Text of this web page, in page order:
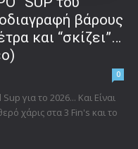
βάρους
και “σκίζει”…
0
για το 2026... Και Είναι
χάρις στα 3 Fin's και το